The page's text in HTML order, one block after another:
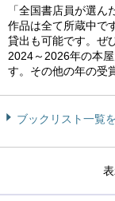
「全国書店員が選
作品は全て所蔵中で
貸出も可能です。ぜ
2024～2026年の本
す。その他の年の受
ブックリスト一覧